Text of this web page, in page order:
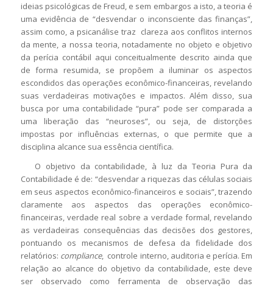
ideias psicológicas de Freud, e sem embargos a isto, a teoria é
uma evidência de “desvendar o inconsciente das finanças”,
assim como, a psicanálise traz clareza aos conflitos internos
da mente, a nossa teoria, notadamente no objeto e objetivo
da perícia contábil aqui conceitualmente descrito ainda que
de forma resumida, se propõem a iluminar os aspectos
escondidos das operações econômico-financeiras, revelando
suas verdadeiras motivações e impactos. Além disso, sua
busca por uma contabilidade “pura” pode ser comparada a
uma liberação das “neuroses”, ou seja, de distorções
impostas por influências externas, o que permite que a
disciplina alcance sua essência científica.
O objetivo da contabilidade, à luz da Teoria Pura da
Contabilidade é de: “desvendar a riquezas das células sociais
em seus aspectos econômico-financeiros e sociais”, trazendo
claramente aos aspectos das operações econômico-
financeiras, verdade real sobre a verdade formal, revelando
as verdadeiras consequências das decisões dos gestores,
pontuando os mecanismos de defesa da fidelidade dos
relatórios: compliance, controle interno, auditoria e perícia. Em
relação ao alcance do objetivo da contabilidade, este deve
ser observado como ferramenta de observação das